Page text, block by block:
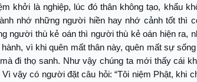
khởi là nghiệp, lúc đó thân không tạo, khẩu
nhớ những người hiền hay nhớ cảnh tốt thì
người thù kẻ oán thì người thù kẻ oán hiện ra,
vì khi quên mất thân này, quên mất sự
đi thọ sanh. Như vậy chúng ta mới thấy cái
vậy có người đặt câu hỏi: “Tôi niệm Phật, khi